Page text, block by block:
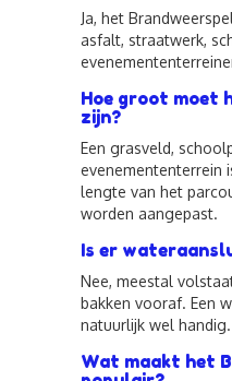
Ja, het
asfalt, straatwerk,
Hoe groot moet
zijn?
Een grasveld,
evenemententerrein
lengte van het
worden aangepast.
Is er
Nee, meestal
bakken vooraf. Een
natuurlijk wel handig.
Wat maakt het